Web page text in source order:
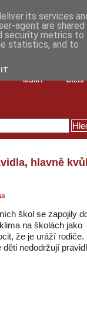
MŠMT Čtení
hlavně
škol se zapojily
na školách jako
že je uráží rodiče.
děti nedodržují
its services
agent are shared
security metrics to
statistics, and to